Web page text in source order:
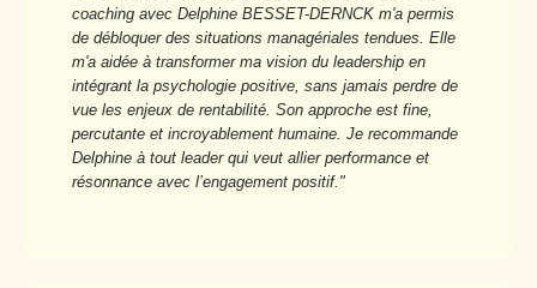
coaching avec Delphine BESSET-DERNCK m'a permis
de débloquer des situations managériales tendues. Elle
m'a aidée à transformer ma vision du leadership en
intégrant la psychologie positive, sans jamais perdre de
vue les enjeux de rentabilité. Son approche est fine,
percutante et incroyablement humaine. Je recommande
Delphine à tout leader qui veut allier performance et
résonnance avec l’engagement positif."